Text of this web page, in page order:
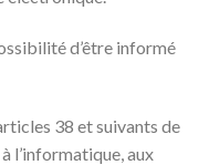
d’être informé
38 et suivants de
l’informatique, aux